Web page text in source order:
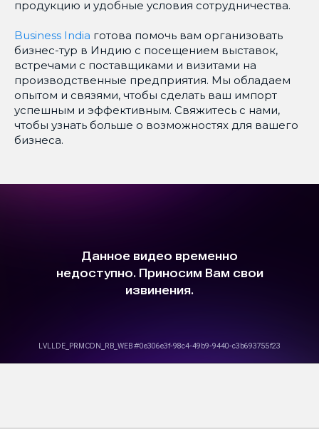
продукцию и удобные условия сотрудничества.
Business India готова помочь вам организовать
бизнес-тур в Индию с посещением выставок,
встречами с поставщиками и визитами на
производственные предприятия. Мы обладаем
опытом и связями, чтобы сделать ваш импорт
успешным и эффективным. Свяжитесь с нами,
чтобы узнать больше о возможностях для вашего
бизнеса.